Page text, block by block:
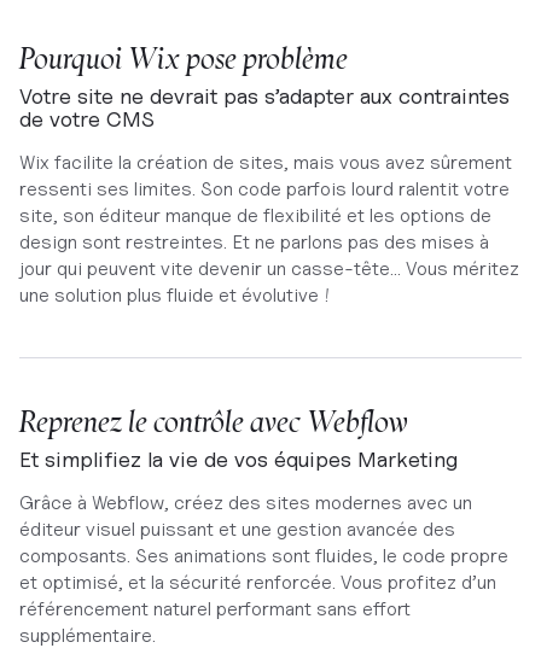
Pourquoi Wix pose problème
Votre site ne devrait pas s’adapter aux contraintes
de votre CMS
Wix facilite la création de sites, mais vous avez sûrement
ressenti ses limites. Son code parfois lourd ralentit votre
site, son éditeur manque de flexibilité et les options de
design sont restreintes. Et ne parlons pas des mises à
jour qui peuvent vite devenir un casse-tête... Vous méritez
une solution plus fluide et évolutive !
Reprenez le contrôle avec Webflow
Et simplifiez la vie de vos équipes Marketing
Grâce à Webflow, créez des sites modernes avec un
éditeur visuel puissant et une gestion avancée des
composants. Ses animations sont fluides, le code propre
et optimisé, et la sécurité renforcée. Vous profitez d’un
référencement naturel performant sans effort
supplémentaire.